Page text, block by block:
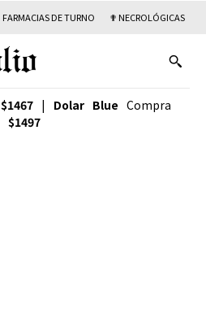
FARMACIAS DE TURNO ✟ NECROLÓGICAS
$1467 | Dolar Blue Compra
$1497